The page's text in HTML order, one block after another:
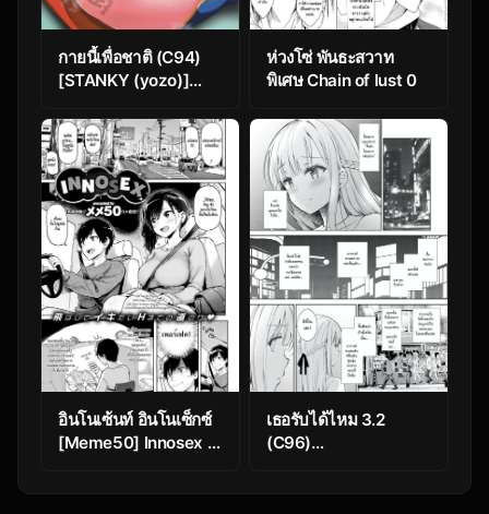
กายนี้เพื่อชาติ (C94)
[STANKY (yozo)]
Ana (Fate/Grand
Order)
ห่วงโซ่ พันธะสวาท
พิเศษ Chain of lust 0
อินโนเซ้นท์ อินโนเซ็กซ์
[Meme50] Innosex |
เธอรับได้ไหม 3.2
(C96)